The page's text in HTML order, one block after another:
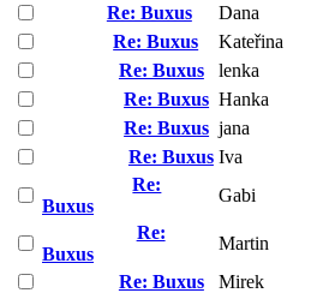
Re: Buxus
Dana
Re: Buxus
Kateřina
Re: Buxus
lenka
Re: Buxus Hanka
Re: Buxus jana
Re: Buxus Iva
Re:
Buxus
Gabi
Re:
Buxus
Martin
Re: Buxus
Mirek